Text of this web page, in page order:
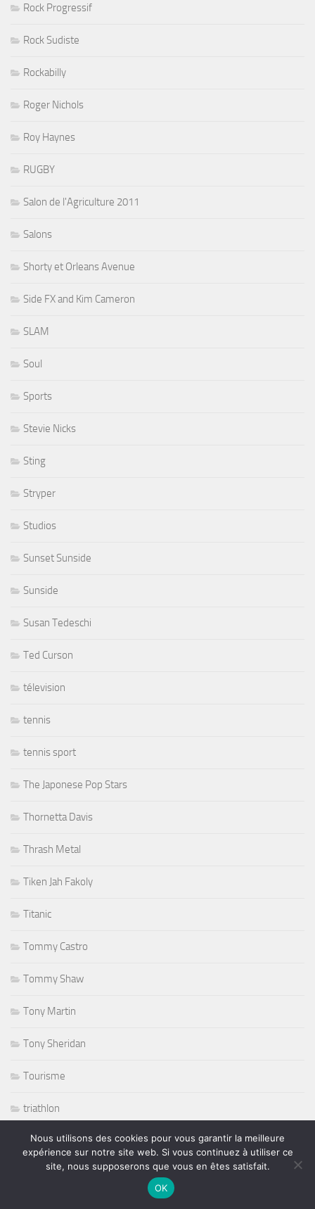
Rock Progressif
Rock Sudiste
Rockabilly
Roger Nichols
Roy Haynes
RUGBY
Salon de l'Agriculture 2011
Salons
Shorty et Orleans Avenue
Side FX and Kim Cameron
SLAM
Soul
Sports
Stevie Nicks
Sting
Stryper
Studios
Sunset Sunside
Sunside
Susan Tedeschi
Ted Curson
télevision
tennis
tennis sport
The Japonese Pop Stars
Thornetta Davis
Thrash Metal
Tiken Jah Fakoly
Titanic
Tommy Castro
Tommy Shaw
Tony Martin
Tony Sheridan
Tourisme
triathlon
ufc
Variété
Nous utilisons des cookies pour vous garantir la meilleure
expérience sur notre site web. Si vous continuez à utiliser ce
site, nous supposerons que vous en êtes satisfait.
OK